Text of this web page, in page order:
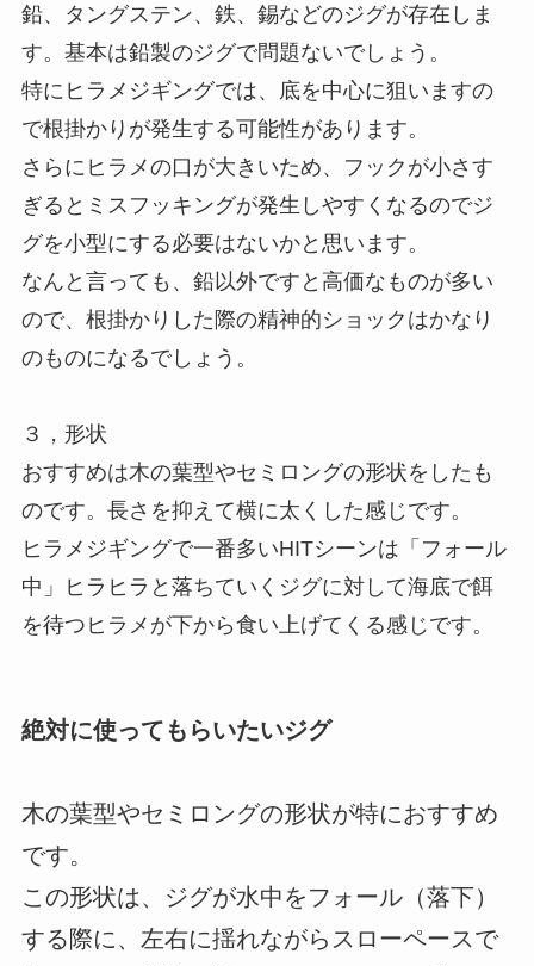
鉛、タングステン、鉄、錫などのジグが存在しま
す。基本は鉛製のジグで問題ないでしょう。
特にヒラメジギングでは、底を中心に狙いますの
で根掛かりが発生する可能性があります。
さらにヒラメの口が大きいため、フックが小さす
ぎるとミスフッキングが発生しやすくなるのでジ
グを小型にする必要はないかと思います。
なんと言っても、鉛以外ですと高価なものが多い
ので、根掛かりした際の精神的ショックはかなり
のものになるでしょう。
３，形状
おすすめは木の葉型やセミロングの形状をしたも
のです。長さを抑えて横に太くした感じです。
ヒラメジギングで一番多いHITシーンは「フォール
中」ヒラヒラと落ちていくジグに対して海底で餌
を待つヒラメが下から食い上げてくる感じです。
絶対に使ってもらいたいジグ
木の葉型やセミロングの形状が特におすすめ
です。
この形状は、ジグが水中をフォール（落下）
する際に、左右に揺れながらスローペースで